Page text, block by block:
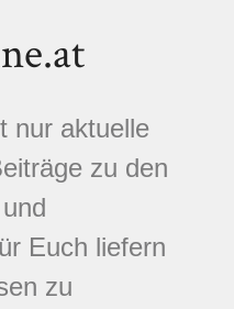
nur aktuelle
zu den
Euch liefern
zu